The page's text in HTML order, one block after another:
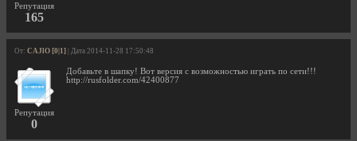
Репутация
165
От: CAJlO [0|1] | Дата 2014-11-28 17:50:48
Репутация
0
Добавьте в шапку! Вот версия с возможностью играть по сети!!!
http://rusfolder.com/42400877